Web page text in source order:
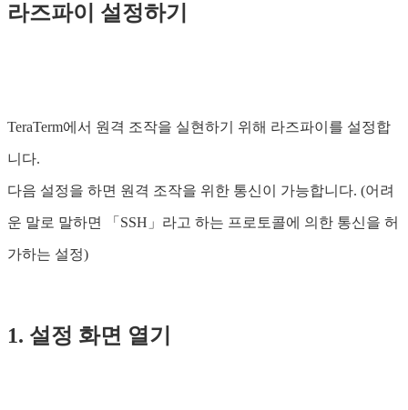
라즈파이 설정하기
TeraTerm에서 원격 조작을 실현하기 위해 라즈파이를 설정합
니다.
다음 설정을 하면 원격 조작을 위한 통신이 가능합니다. (어려
운 말로 말하면 「SSH」라고 하는 프로토콜에 의한 통신을 허
가하는 설정)
1. 설정 화면 열기